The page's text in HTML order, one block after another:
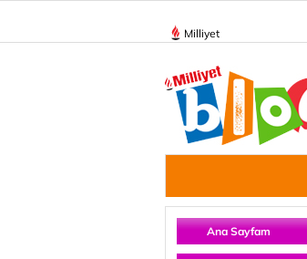
Milliyet
Ana Sayfam